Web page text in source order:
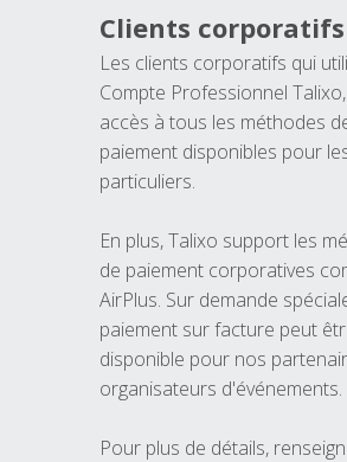
Clients corporatifs
Les clients corporatifs qui
Compte Professionnel
accès à tous les méthodes
paiement disponibles pour
particuliers.
En plus, Talixo support les
de paiement corporatives
AirPlus. Sur demande
paiement sur facture peut
disponible pour nos
organisateurs d'événements.
Pour plus de détails,